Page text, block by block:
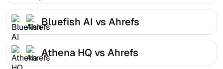
Bluefish AI vs Ahrefs
Athena HQ vs Ahrefs